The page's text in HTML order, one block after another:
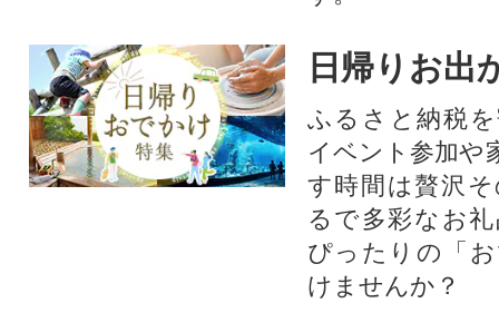
日帰りお出
ふるさと納税
イベント参加や
す時間は贅沢
るで多彩なお
ぴったりの「
けませんか？